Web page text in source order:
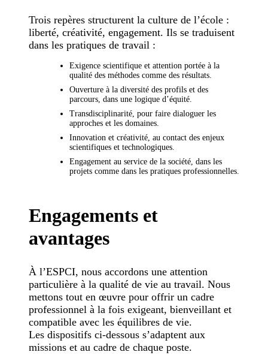
Trois repères structurent la culture de l’école :
liberté, créativité, engagement. Ils se traduisent
dans les pratiques de travail :
Exigence scientifique et attention portée à la
qualité des méthodes comme des résultats.
Ouverture à la diversité des profils et des
parcours, dans une logique d’équité.
Transdisciplinarité, pour faire dialoguer les
approches et les domaines.
Innovation et créativité, au contact des enjeux
scientifiques et technologiques.
Engagement au service de la société, dans les
projets comme dans les pratiques professionnelles.
Engagements et
avantages
À l’ESPCI, nous accordons une attention
particulière à la qualité de vie au travail. Nous
mettons tout en œuvre pour offrir un cadre
professionnel à la fois exigeant, bienveillant et
compatible avec les équilibres de vie.
Les dispositifs ci-dessous s’adaptent aux
missions et au cadre de chaque poste.